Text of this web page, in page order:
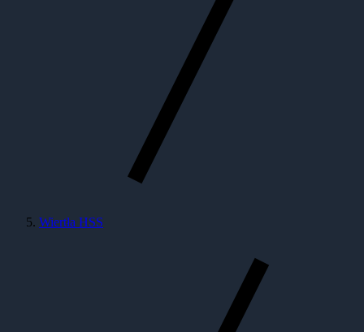
Wiertła HSS